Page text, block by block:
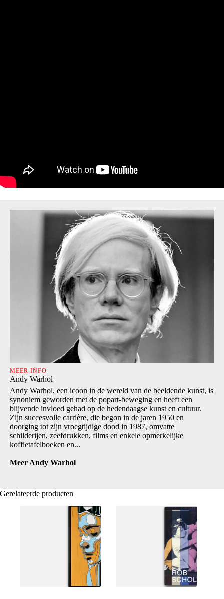
MEER INFO
Andy Warhol
Andy Warhol, een icoon in de wereld van de beeldende kunst, is
synoniem geworden met de popart-beweging en heeft een
blijvende invloed gehad op de hedendaagse kunst en cultuur.
Zijn succesvolle carrière, die begon in de jaren 1950 en
doorging tot zijn vroegtijdige dood in 1987, omvatte
schilderijen, zeefdrukken, films en enkele opmerkelijke
koffietafelboeken en...
Meer Andy Warhol
Gerelateerde producten